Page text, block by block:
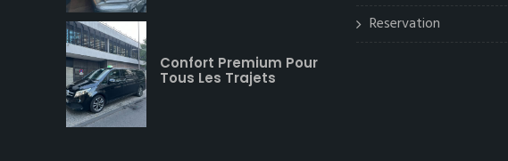
Confort Premium Pour
Tous Les Trajets
Reservation